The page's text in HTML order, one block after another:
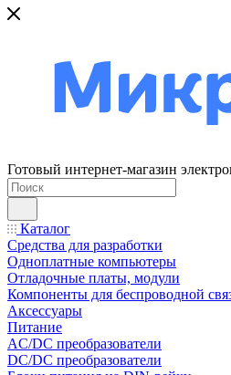
Готовый интернет-магазин
Каталог
Средства для разработки
Одноплатные компьютеры
Отладочные платы, модули
Компоненты для беспроводной
Аксессуары
Питание
AC/DC преобразователи
DC/DC преобразователи